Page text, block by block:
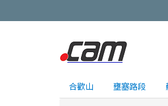
合歡山 壅塞路段